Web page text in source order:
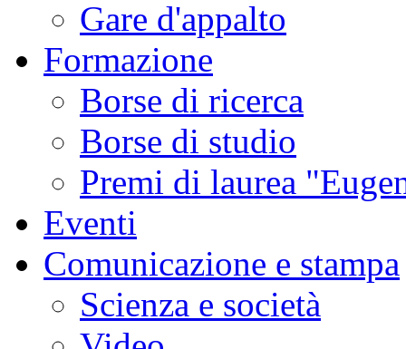
Gare d'appalto
Formazione
Borse di ricerca
Borse di studio
Premi di laurea
Eventi
Comunicazione e stampa
Scienza e società